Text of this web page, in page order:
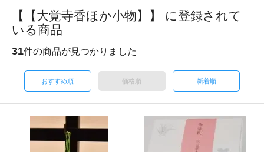
【【大覚寺香ほか小物】】 に登録されて
いる商品
31件の商品が見つかりました
おすすめ順 価格順 新着順